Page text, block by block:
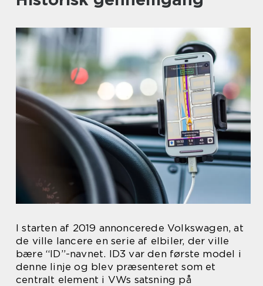
I starten af 2019 annoncerede Volkswagen, at
de ville lancere en serie af elbiler, der ville
bære “ID”-navnet. ID3 var den første model i
denne linje og blev præsenteret som et
centralt element i VWs satsning på